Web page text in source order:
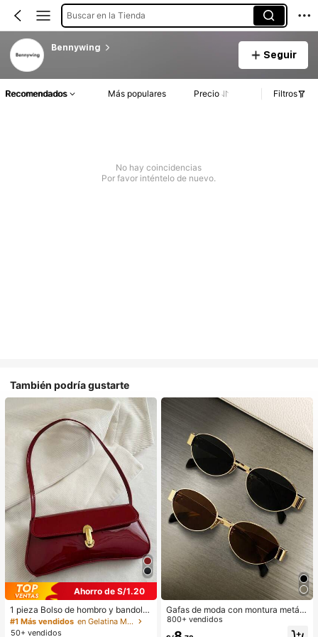
Buscar en la Tienda
Bennywing
Seguir
Recomendados Más populares Precio Filtros
No hay coincidencias
Por favor inténtelo de nuevo.
También podría gustarte
Ahorro de S/1.20
1 pieza Bolso de hombro y bandoler
a de cuero sintético aceitado retro
para mujer, adecuado para citas, sa
#1 Más vendidos
en Gelatina Monedero
50+ vendidos
Gafas de moda con montura metáli
ca ovalada/poligonal (media montu
ra), adecuadas para uso diario y act
800+ vendidos